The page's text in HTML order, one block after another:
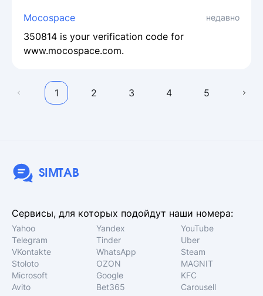
Mocospace недавно
350814 is your verification code for
www.mocospace.com.
1 2 3 4 5
SIMTAB
Сервисы, для которых подойдут наши номера:
Yahoo Yandex
YouTube
Telegram
Tinder
Uber
VKontakte
WhatsApp
Steam
Stoloto
OZON
MAGNIT
Microsoft
Google
KFC
Avito
Bet365 Carousell